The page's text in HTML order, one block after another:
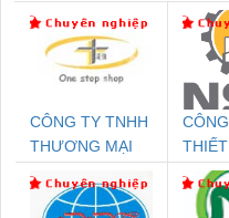
CÔNG TY TNHH
THƯƠNG MẠI
NAM